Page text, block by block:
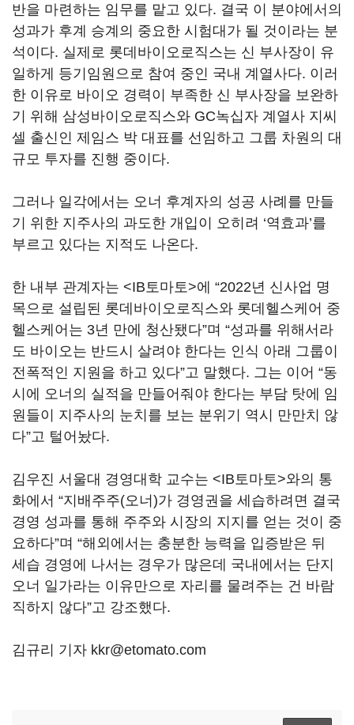
반을 마련하는 임무를 맡고 있다. 결국 이 분야에서의
성과가 후계 승계의 중요한 시험대가 될 것이라는 분
석이다. 실제로 롯데바이오로직스는 신 부사장이 유
일하게 등기임원으로 참여 중인 국내 계열사다. 이러
한 이유로 바이오 경력이 부족한 신 부사장을 보완하
기 위해 삼성바이오로직스와 GC녹십자 계열사 지씨
셀 출신인 제임스 박 대표를 선임하고 그룹 차원의 대
규모 투자를 진행 중이다.
그러나 일각에서는 오너 후계자의 성공 사례를 만들
기 위한 지주사의 과도한 개입이 오히려 ‘역효과’를
부르고 있다는 지적도 나온다.
한 내부 관계자는 <IB토마토>에 “2022년 신사업 명
목으로 설립된 롯데바이오로직스와 롯데헬스케어 중
헬스케어는 3년 만에 청산됐다”며 “성과를 위해서라
도 바이오는 반드시 살려야 한다는 인식 아래 그룹이
전폭적인 지원을 하고 있다”고 말했다. 그는 이어 “동
시에 오너의 실적을 만들어줘야 한다는 부담 탓에 임
원들이 지주사의 눈치를 보는 분위기 역시 만만치 않
다”고 털어놨다.
김우진 서울대 경영대학 교수는 <IB토마토>와의 통
화에서 “지배주주(오너)가 경영권을 세습하려면 결국
경영 성과를 통해 주주와 시장의 지지를 얻는 것이 중
요하다”며 “해외에서는 충분한 능력을 입증받은 뒤
세습 경영에 나서는 경우가 많은데 국내에서는 단지
오너 일가라는 이유만으로 자리를 물려주는 건 바람
직하지 않다”고 강조했다.
김규리 기자 kkr@etomato.com